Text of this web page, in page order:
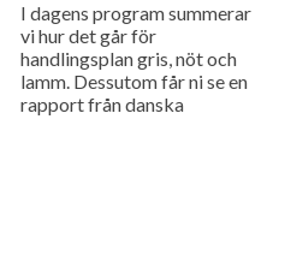
I dagens program summerar
vi hur det går för
handlingsplan gris, nöt och
lamm. Dessutom får ni se en
rapport från danska